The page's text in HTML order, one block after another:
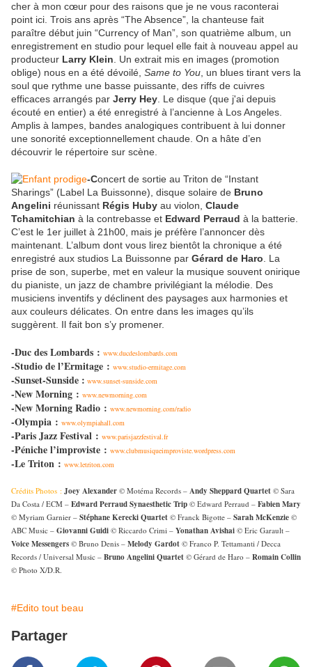
cher à mon cœur pour des raisons que je ne vous raconterai
point ici. Trois ans après “The Absence”, la chanteuse fait
paraître début juin “Currency of Man”, son quatrième album, un
enregistrement en studio pour lequel elle fait à nouveau appel au
producteur Larry Klein . Un extrait mis en images (promotion
oblige) nous en a été dévoilé, Same to You , un blues tirant vers la
soul que rythme une basse puissante, des riffs de cuivres
efficaces arrangés par Jerry Hey . Le disque (que j'ai depuis
écouté en entier) a été enregistré à l’ancienne à Los Angeles.
Amplis à lampes, bandes analogiques contribuent à lui donner
une sonorité exceptionnellement chaude. On a hâte d’en
découvrir le répertoire sur scène.
-Concert de sortie au Triton de “Instant
Sharings” (Label La Buissonne), disque solaire de Bruno
Angelini réunissant Régis Huby au violon, Claude
Tchamitchian à la contrebasse et Edward Perraud à la batterie.
C’est le 1er juillet à 21h00, mais je préfère l’annoncer dès
maintenant. L’album dont vous lirez bientôt la chronique a été
enregistré aux studios La Buissonne par Gérard de Haro . La
prise de son, superbe, met en valeur la musique souvent onirique
du pianiste, un jazz de chambre privilégiant la mélodie. Des
musiciens inventifs y déclinent des paysages aux harmonies et
aux couleurs délicates. On entre dans les images qu’ils
suggèrent. Il fait bon s’y promener.
-Duc des Lombards : www.ducdeslombards.com
-Studio de l’Ermitage : www.studio-ermitage.com
-Sunset-Sunside : www.sunset-sunside.com
-New Morning : www.newmorning.com
-New Morning Radio : www.newmorning.com/radio
-Olympia : www.olympiahall.com
-Paris Jazz Festival : www.parisjazzfestival.fr
-Péniche l’improviste : www.clubmusiqueimproviste.wordpress.com
-Le Triton : www.letriton.com
Crédits Photos : Joey Alexander © Motéma Records – Andy Sheppard Quartet © Sara
Da Costa / ECM – Edward Perraud Synaesthetic Trip © Edward Perraud – Fabien Mary
© Myriam Garnier – Stéphane Kerecki Quartet © Franck Bigotte – Sarah McKenzie ©
ABC Music – Giovanni Guidi © Riccardo Crimi – Yonathan Avishai © Eric Garault –
Voice Messengers © Bruno Denis – Melody Gardot © Franco P. Tettamanti / Decca
Records / Universal Music – Bruno Angelini Quartet © Gérard de Haro – Romain Collin
© Photo X/D.R.
#Edito tout beau
Partager